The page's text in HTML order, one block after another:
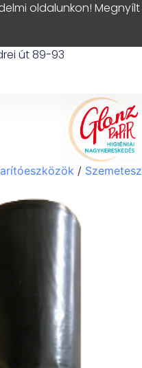
oldalunkon!
út 89-93
/